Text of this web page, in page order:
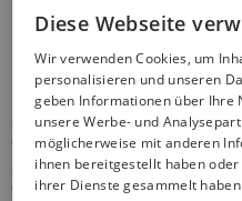
Widerstand des Siphons
Er besitzt eine
Ablaufsieb aus Edelstahl
2 Jahre Garantie
Optional: Acrylschürze-
Verwendung von Materialien
zusätzlicher Verstärkung
Verkleidungen aus Acryl
Diese Webseite
Wir verwenden Cookies, um
personalisieren und unseren
geben Informationen über Ihre
unsere Werbe- und
möglicherweise mit anderen
ihnen bereitgestellt haben
ihrer Dienste gesammelt haben.